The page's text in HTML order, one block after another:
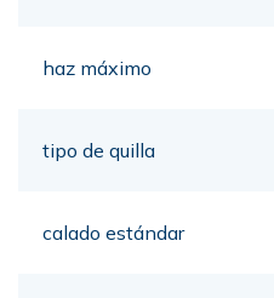
haz máximo
tipo de quilla
calado estándar